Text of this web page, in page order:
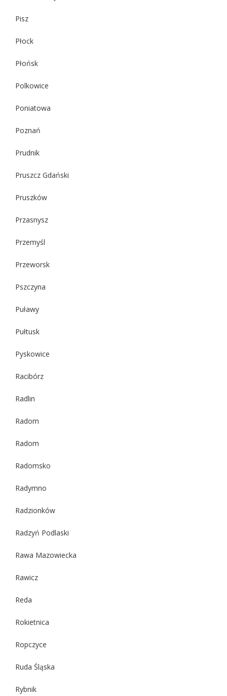
Pisz
Płock
Płońsk
Polkowice
Poniatowa
Poznań
Prudnik
Pruszcz Gdański
Pruszków
Przasnysz
Przemyśl
Przeworsk
Pszczyna
Puławy
Pułtusk
Pyskowice
Racibórz
Radlin
Radom
Radom
Radomsko
Radymno
Radzionków
Radzyń Podlaski
Rawa Mazowiecka
Rawicz
Reda
Rokietnica
Ropczyce
Ruda Śląska
Rybnik